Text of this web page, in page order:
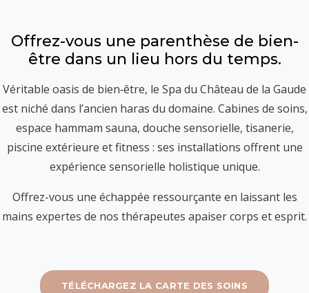
Offrez-vous une parenthèse de bien-
être dans un lieu hors du temps.
Véritable oasis de bien‑être, le Spa du Château de la Gaude
est niché dans l’ancien haras du domaine. Cabines de soins,
espace hammam sauna, douche sensorielle, tisanerie,
piscine extérieure et fitness : ses installations offrent une
expérience sensorielle holistique unique.
Offrez-vous une échappée ressourçante en laissant les
mains expertes de nos thérapeutes apaiser corps et esprit.
TÉLÉCHARGEZ LA CARTE DES SOINS